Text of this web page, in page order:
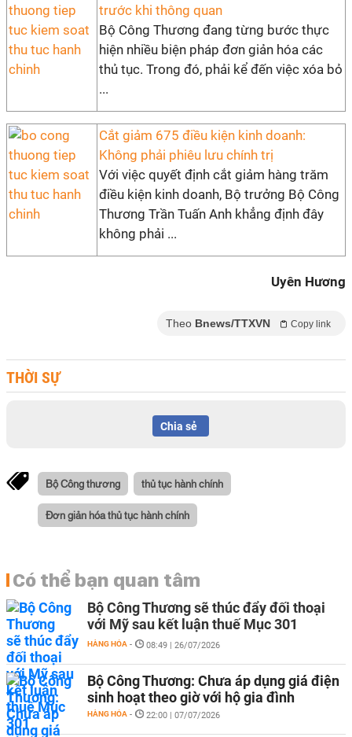
trước khi thông quan
Bộ Công Thương đang từng bước thực
hiện nhiều biện pháp đơn giản hóa các
thủ tục. Trong đó, phải kể đến việc xóa bỏ
...
Cắt giảm 675 điều kiện kinh doanh:
Không phải phiêu lưu chính trị
Với việc quyết định cắt giảm hàng trăm
điều kiện kinh doanh, Bộ trưởng Bộ Công
Thương Trần Tuấn Anh khẳng định đây
không phải ...
Uyên Hương
Theo Bnews/TTXVN Copy link
THỜI SỰ
Chia sẻ
Bộ Công thương thủ tục hành chính
Đơn giản hóa thủ tục hành chính
Có thể bạn quan tâm
Bộ Công Thương sẽ thúc đẩy đối thoại
với Mỹ sau kết luận thuế Mục 301
HÀNG HÓA - 08:49 | 26/07/2026
Bộ Công Thương: Chưa áp dụng giá điện
sinh hoạt theo giờ với hộ gia đình
HÀNG HÓA - 22:00 | 07/07/2026